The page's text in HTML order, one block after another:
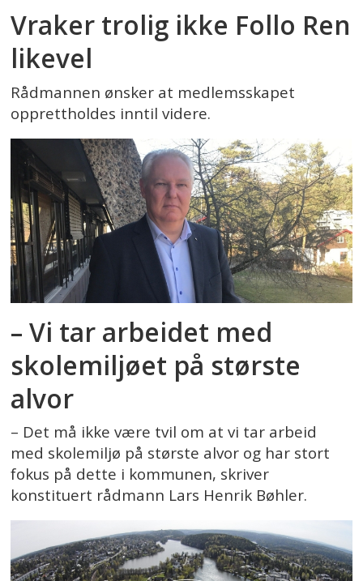
Vraker trolig ikke Follo Ren
likevel
Rådmannen ønsker at medlemsskapet
opprettholdes inntil videre.
– Vi tar arbeidet med
skolemiljøet på største
alvor
– Det må ikke være tvil om at vi tar arbeid
med skolemiljø på største alvor og har stort
fokus på dette i kommunen, skriver
konstituert rådmann Lars Henrik Bøhler.